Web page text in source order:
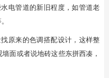
电管道的新旧程度，如管道老
原来的色调搭配设计，这样整
面或者说地砖这些东拼西凑，